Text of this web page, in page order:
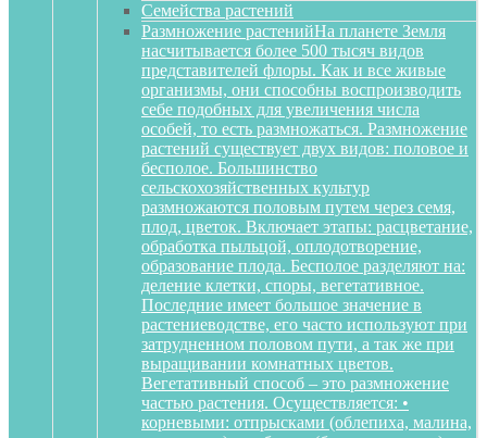
Семейства растений
Размножение растенийНа планете Земля
насчитывается более 500 тысяч видов
представителей флоры. Как и все живые
организмы, они способны воспроизводить
себе подобных для увеличения числа
особей, то есть размножаться. Размножение
растений существует двух видов: половое и
бесполое. Большинство
сельскохозяйственных культур
размножаются половым путем через семя,
плод, цветок. Включает этапы: расцветание,
обработка пыльцой, оплодотворение,
образование плода. Бесполое разделяют на:
деление клетки, споры, вегетативное.
Последние имеет большое значение в
растениеводстве, его часто используют при
затрудненном половом пути, а так же при
выращивании комнатных цветов.
Вегетативный способ – это размножение
частью растения. Осуществляется: •
корневыми: отпрысками (облепиха, малина,